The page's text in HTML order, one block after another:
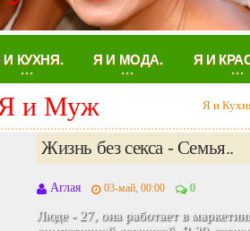
И КУХНЯ. Я И МОДА. Я И
и Муж Я и
Жизнь без секса - Семья..
Аглая 03-май, 00:00 0
Люде - 27, она работает в